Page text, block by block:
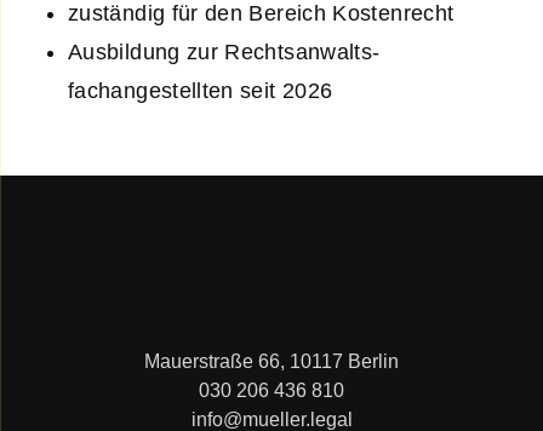
zuständig für den Bereich Kostenrecht
Ausbildung zur Rechtsanwalts­
fachangestellten seit 2026
Mauerstraße 66, 10117 Berlin
030 206 436 810
info@mueller.legal